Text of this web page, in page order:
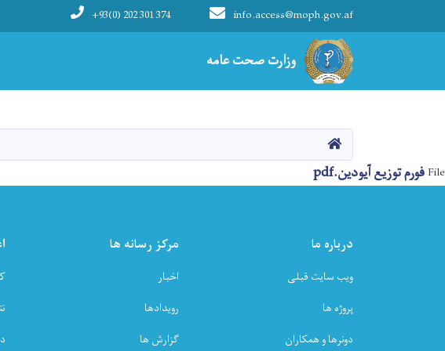
وزارت صحت عامه
info.access@moph.gov.af
+93(0) 202 301 374
Main navigation
وزارت صحت عامه
HOME
Fileفورم توزیع آیودین.pdf
درباره ما
ویب سایت قبلی
پروژه ها
دونرها و همکاران
مرکز رسانه ها
اخبار
رویدادها
گزارش ها